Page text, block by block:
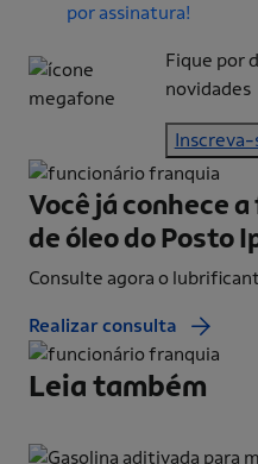
por assinatura!
Fique por
novidades
Inscreva-
Você já conhece
de óleo do Posto
Consulte agora o
Realizar consulta
Leia também